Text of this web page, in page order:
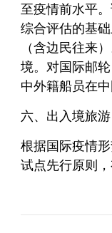
至疫情前水平
综合评估的基
（含边民往来
境。对国际邮
中外籍船员在
六、出入境旅游
根据国际疫情
试点先行原则